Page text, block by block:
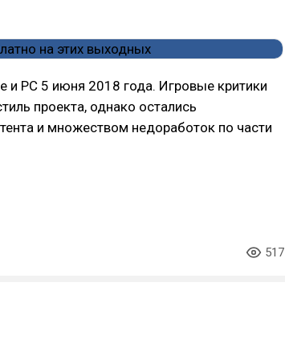
и PC 5 июня 2018 года. Игровые критики
проекта, однако остались
и множеством недоработок по части
517